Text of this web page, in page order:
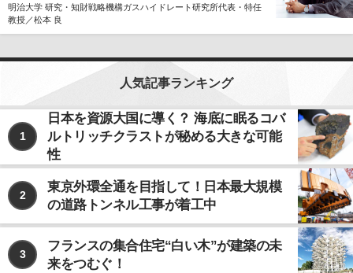
明治大学 研究・知財戦略機構ガスハイドレート研究所代表・特任
教授／松本 良
人気記事ランキング
1
日本を資源大国に導く？ 海底に眠るコバ
ルトリッチクラストが秘める大きな可能
性
2
東京外環全通を目指して！日本最大規模
の道路トンネル工事が着工中
3
フランスの集合住宅“白い木”が建築の未
来をつむぐ！